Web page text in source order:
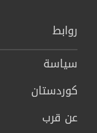
روابط
سیاسة
كوردستان
عن قرب